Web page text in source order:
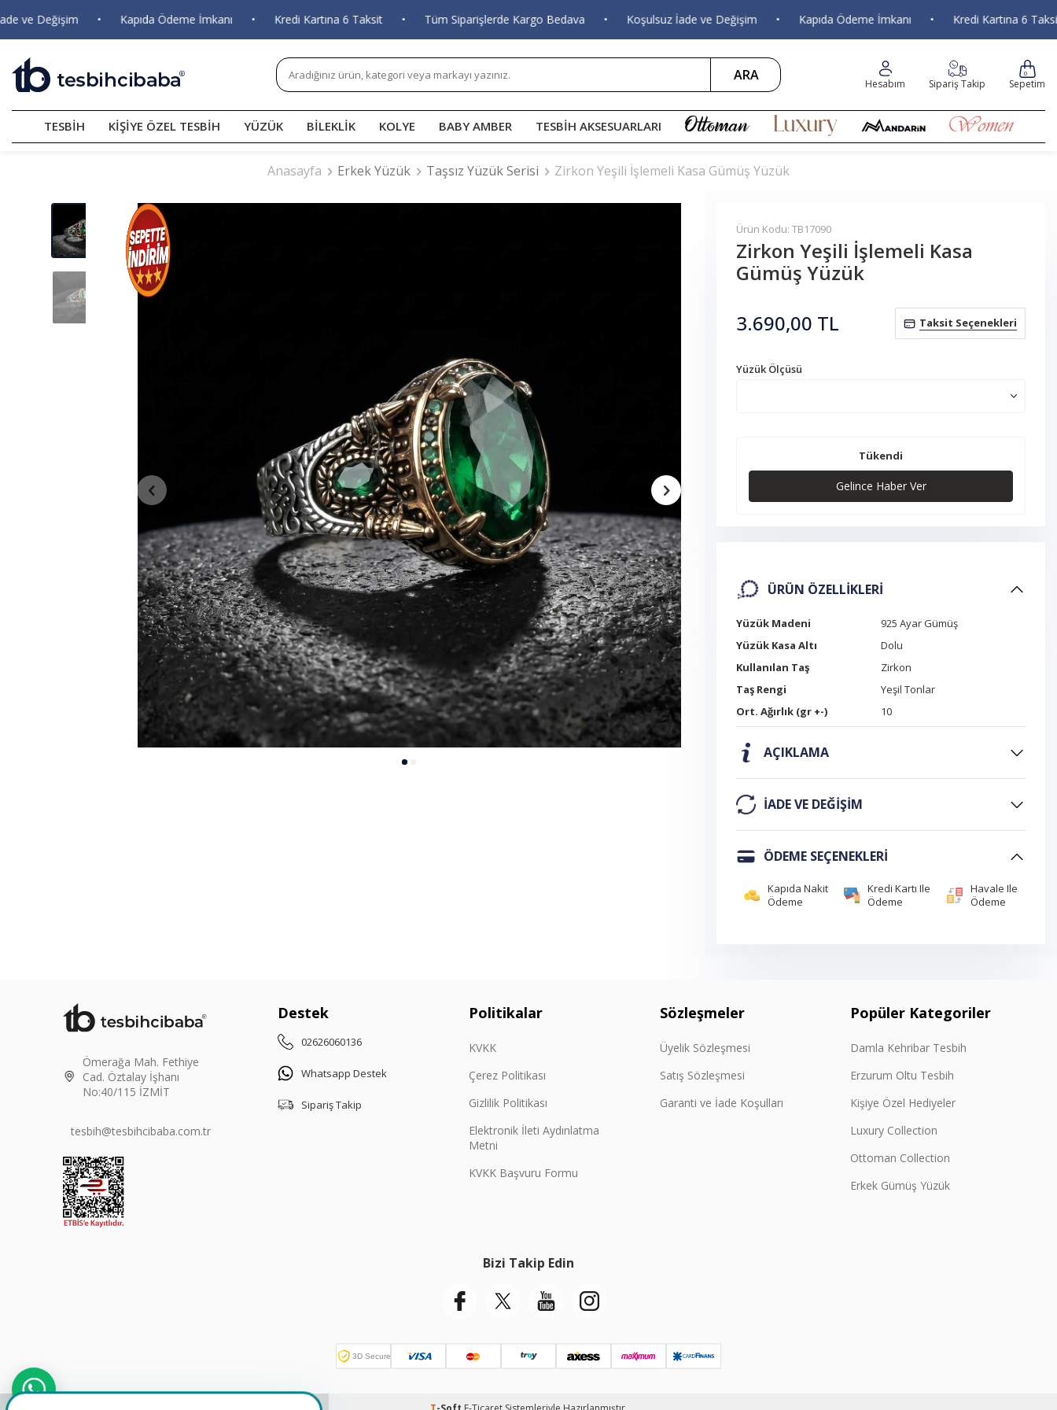
Değişim • Kapıda Ödeme İmkanı • Kredi Kartına 6 Taksit • Tüm Siparişlerde Kargo Bedava • Koşulsuz İade ve Değişim • Kapıda Ödeme İmkanı • Kredi Kartına 6 Taksit
ARA
Hesabım Sipariş Takip
0
Sepetim
TESBİH KİŞİYE ÖZEL TESBİH YÜZÜK BİLEKLİK KOLYE BABY AMBER TESBİH AKSESUARLARI
Anasayfa Erkek Yüzük Taşsız Yüzük Serisi Zirkon Yeşili İşlemeli Kasa Gümüş Yüzük
Ürün Kodu: TB17090
Zirkon Yeşili İşlemeli Kasa
Gümüş Yüzük
3.690,00 TL Taksit Seçenekleri
Yüzük Ölçüsü
Tükendi
Gelince Haber Ver
ÜRÜN ÖZELLIKLERI
Yüzük Madeni
925 Ayar Gümüş
Yüzük Kasa Altı
Dolu
Kullanılan Taş
Zirkon
Taş Rengi
Yeşil Tonlar
Ort. Ağırlık (gr +-)
10
AÇIKLAMA
IADE VE DEĞIŞIM
ÖDEME SEÇENEKLERI
Kapıda Nakit
Ödeme
Kredi Kartı Ile
Ödeme
Havale Ile
Ödeme
Ömerağa Mah. Fethiye
Cad. Öztalay İşhanı
No:40/115 İZMİT
tesbih@tesbihcibaba.com.tr
Destek
02626060136
Whatsapp Destek
Sipariş Takip
Politikalar
KVKK
Çerez Politikası
Gizlilik Politikası
Elektronik İleti Aydınlatma
Metni
KVKK Başvuru Formu
Sözleşmeler
Üyelik Sözleşmesi
Satış Sözleşmesi
Garanti ve İade Koşulları
Popüler Kategoriler
Damla Kehribar Tesbih
Erzurum Oltu Tesbih
Kişiye Özel Hediyeler
Luxury Collection
Ottoman Collection
Erkek Gümüş Yüzük
Bizi Takip Edin